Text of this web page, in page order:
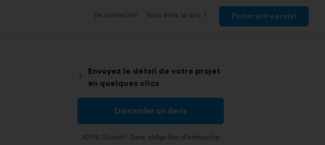
Se connecter Vous êtes un pro ? Poster votre projet
Envoyez le détail de votre projet
en quelques clics
Demander un devis
100% Gratuit - Sans obligation d'embauche